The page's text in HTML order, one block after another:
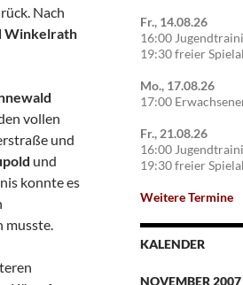
Nach
Winkelrath
vollen
und
und
konnte es
musste.
Fr., 14.08.26
16:00
19:30 freier
Mo., 17.08.26
17:00
Fr., 21.08.26
16:00
19:30 freier
Weitere Termine
KALENDER
NOVEMBER 2007